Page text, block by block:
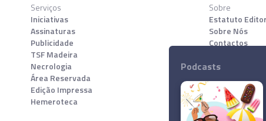
Serviços
Iniciativas
Assinaturas
Publicidade
TSF Madeira
Necrologia
Área Reservada
Edição Impressa
Hemeroteca
Sobre
Estatuto
Sobre Nós
Contactos
Download App
Podcasts